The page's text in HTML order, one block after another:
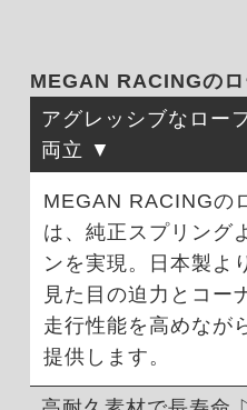
MEGAN RACINGの
アグレッシブなロー
両立
MEGAN RACINGの
は、純正スプリング
ンを実現。日本製よ
見た目の迫力とコー
走行性能を高めなが
提供します。